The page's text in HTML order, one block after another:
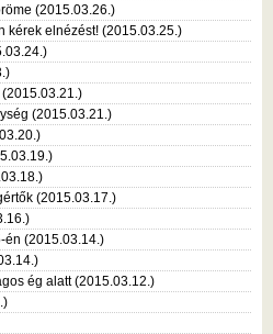
(2015.03.26.)
kérek elnézést! (2015.03.25.)
(2015.03.21.)
(2015.03.17.)
én (2015.03.14.)
ég alatt (2015.03.12.)